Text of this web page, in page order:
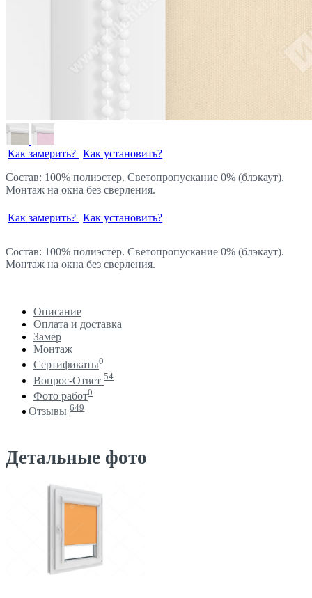
Как замерить? Как установить?
Состав: 100% полиэстер. Светопропускание 0% (блэкаут).
Монтаж на окна без сверления.
Как замерить? Как установить?
Состав: 100% полиэстер. Светопропускание 0% (блэкаут).
Монтаж на окна без сверления.
Описание
Оплата и доставка
Замер
Монтаж
Сертификаты0
Вопрос-Ответ 54
Фото работ0
Отзывы 649
Детальные фото